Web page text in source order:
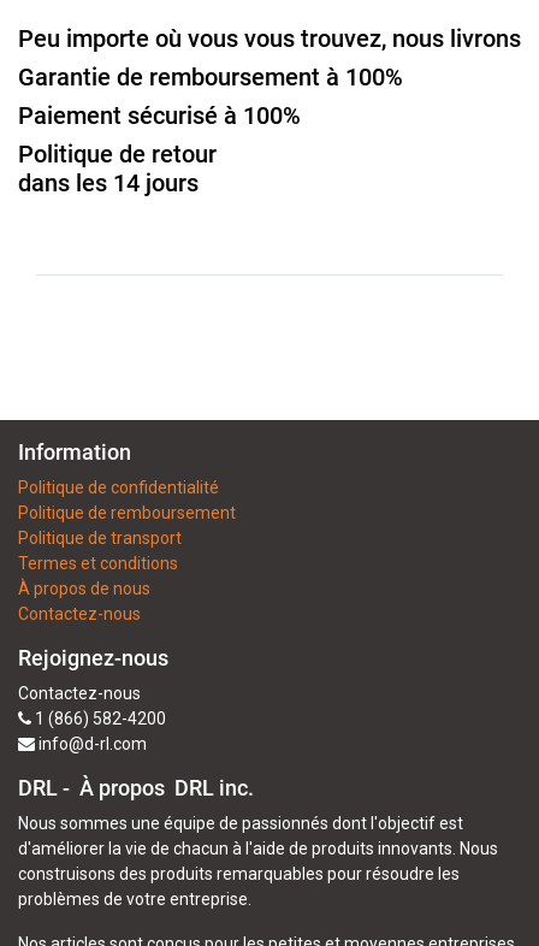
Peu importe où vous vous trouvez, nous livrons
Garantie de remboursement à 100%
Paiement sécurisé à 100%
Politique de retour
dans les 14 jours
Information
Politique de confidentialité
Politique de remboursement
Politique de transport
Termes et conditions
À propos de nous
Contactez-nous
Rejoignez-nous
Contactez-nous
1 (866) 582-4200
info@d-rl.com
DRL - À propos DRL inc.
Nous sommes une équipe de passionnés dont l'objectif est
d'améliorer la vie de chacun à l'aide de produits innovants. Nous
construisons des produits remarquables pour résoudre les
problèmes de votre entreprise.